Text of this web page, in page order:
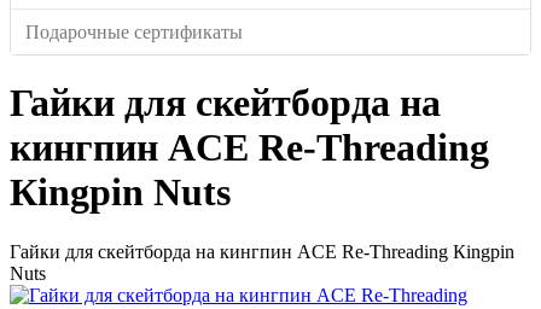
Подарочные сертификаты
Гайки для скейтборда на
кингпин ACE Re-Threading
Кingpin Nuts
Гайки для скейтборда на кингпин ACE Re-Threading Кingpin
Nuts